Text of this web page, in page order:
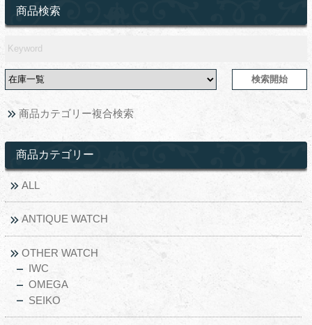
商品検索
商品カテゴリー複合検索
商品カテゴリー
ALL
ANTIQUE WATCH
OTHER WATCH
IWC
OMEGA
SEIKO